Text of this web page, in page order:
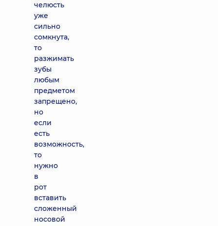
челюсть
уже
сильно
сомкнута,
то
разжимать
зубы
любым
предметом
запрещено,
но
если
есть
возможность,
то
нужно
в
рот
вставить
сложенный
носовой